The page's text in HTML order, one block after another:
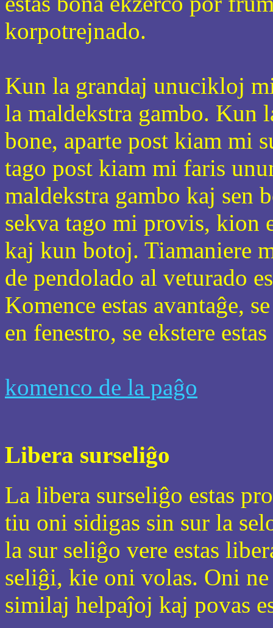
korpotrejnado.
Kun la grandaj unucikloj
la maldekstra gambo. Kun
bone, aparte post kiam mi
tago post kiam mi faris
maldekstra gambo kaj sen
sekva tago mi provis, kion
kaj kun botoj. Tiamaniere
de pendolado al veturado
Komence estas avantaĝe,
en fenestro, se ekstere
komenco de la paĝo
Libera surseliĝo
La libera surseliĝo estas
tiu oni sidigas sin sur la
la sur seliĝo vere estas
seliĝi, kie oni volas. Oni ne
similaj helpaĵoj kaj povas